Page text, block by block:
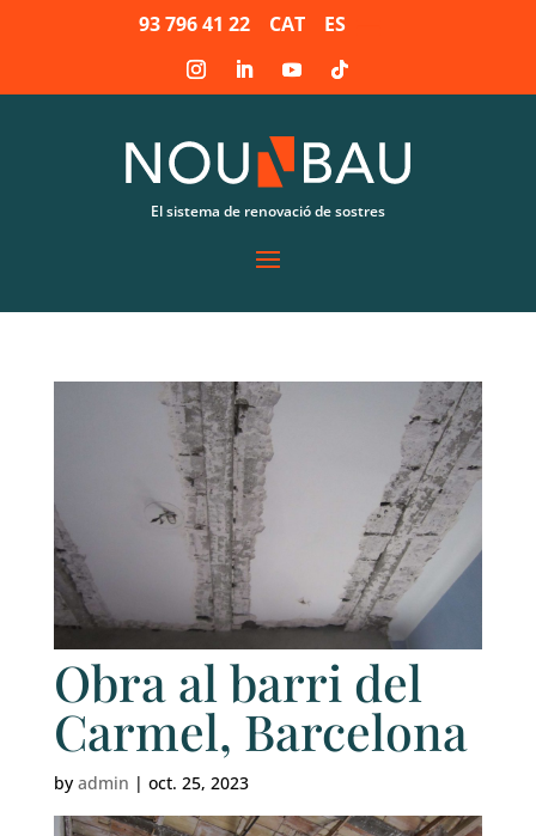
93 796 41 22 CAT ES
El sistema de renovació de sostres
Obra al barri del
Carmel, Barcelona
by admin | oct. 25, 2023